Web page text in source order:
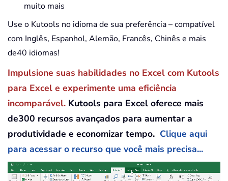
muito mais
Use o Kutools no idioma de sua preferência – compatível
com Inglês, Espanhol, Alemão, Francês, Chinês e mais
de40 idiomas!
Impulsione suas habilidades no Excel com Kutools
para Excel e experimente uma eficiência
incomparável. Kutools para Excel oferece mais
de300 recursos avançados para aumentar a
produtividade e economizar tempo. Clique aqui
para acessar o recurso que você mais precisa...